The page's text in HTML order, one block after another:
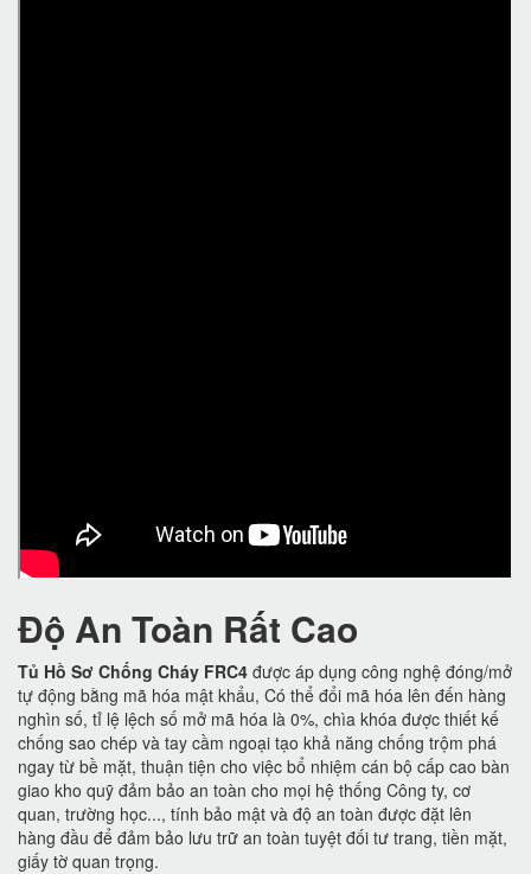
Độ An Toàn Rất Cao
Tủ Hồ Sơ Chống Cháy FRC4 được áp dụng công nghệ đóng/mở
tự động bằng mã hóa mật khẩu, Có thể đổi mã hóa lên đến hàng
nghìn số, tỉ lệ lệch số mở mã hóa là 0%, chìa khóa được thiết kế
chống sao chép và tay cầm ngoại tạo khả năng chống trộm phá
ngay từ bề mặt, thuận tiện cho việc bổ nhiệm cán bộ cấp cao bàn
giao kho quỹ đảm bảo an toàn cho mọi hệ thống Công ty, cơ
quan, trường học..., tính bảo mật và độ an toàn được đặt lên
hàng đầu để đảm bảo lưu trữ an toàn tuyệt đối tư trang, tiền mặt,
giấy tờ quan trọng.